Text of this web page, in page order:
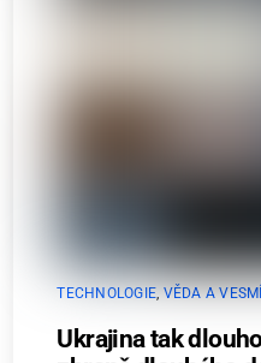
TECHNOLOGIE, VĚDA A
Ukrajina tak